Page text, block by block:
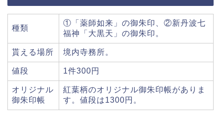
種類
①「薬師如来」の御朱印、②新丹波七
福神「大黒天」の御朱印。
貰える場所 境内寺務所。
値段 1件300円
オリジナル
御朱印帳
紅葉柄のオリジナル御朱印帳がありま
す。値段は1300円。